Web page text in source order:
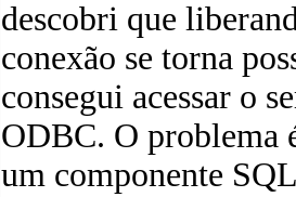
descobri que
conexão se torna
consegui acessar o
ODBC. O problema
um componente